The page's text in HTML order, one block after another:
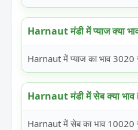
Harnaut मंडी में प्याज क्या
Harnaut में प्याज का भाव
Harnaut मंडी में सेब क्या भाव
Harnaut में सेब का भाव